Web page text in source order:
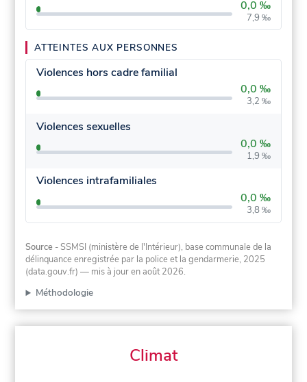
0,0 ‰
7,9 ‰
ATTEINTES AUX PERSONNES
Violences hors cadre familial
0,0 ‰
3,2 ‰
Violences sexuelles
0,0 ‰
1,9 ‰
Violences intrafamiliales
0,0 ‰
3,8 ‰
Source - SSMSI (ministère de l'Intérieur), base communale de la
délinquance enregistrée par la police et la gendarmerie, 2025
(data.gouv.fr) — mis à jour en août 2026.
Méthodologie
Climat